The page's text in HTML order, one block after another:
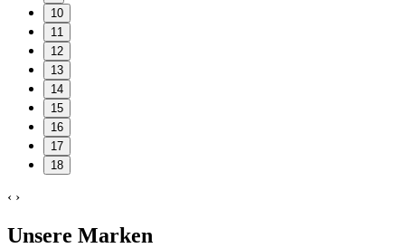
10
11
12
13
14
15
16
17
18
‹ ›
Unsere Marken